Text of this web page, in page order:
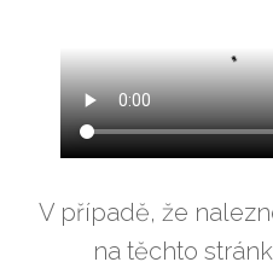
V případě, že
na těchto